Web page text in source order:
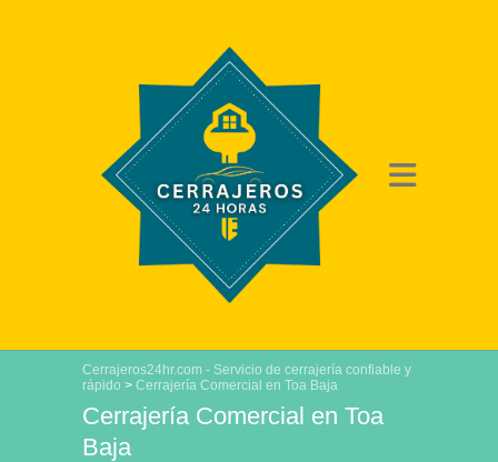
Cerrajeros24hr.com - Servicio de cerrajería confiable y
rápido > Cerrajería Comercial en Toa Baja
Cerrajería Comercial en Toa
Baja